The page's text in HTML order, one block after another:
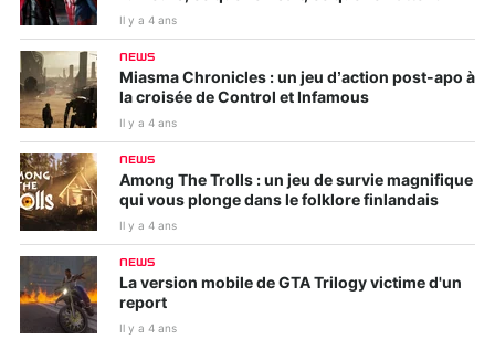
Il y a 4 ans
NEWS
Miasma Chronicles : un jeu d’action post-apo à
la croisée de Control et Infamous
Il y a 4 ans
NEWS
Among The Trolls : un jeu de survie magnifique
qui vous plonge dans le folklore finlandais
Il y a 4 ans
NEWS
La version mobile de GTA Trilogy victime d'un
report
Il y a 4 ans